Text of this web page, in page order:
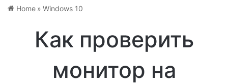
Home » Windows 10
Как проверить
монитор на